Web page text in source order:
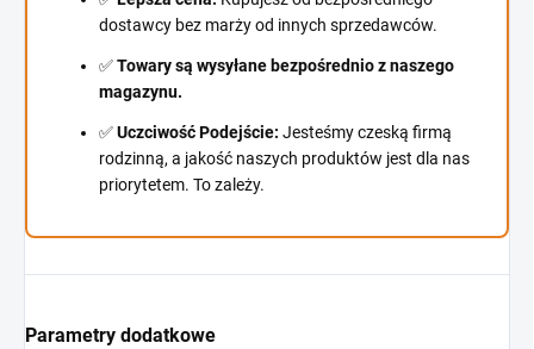
dostawcy bez marży od innych sprzedawców.
✅Towary są wysyłane bezpośrednio z naszego
magazynu.
✅Uczciwość Podejście: Jesteśmy czeską firmą
rodzinną, a jakość naszych produktów jest dla nas
priorytetem. To zależy.
Parametry dodatkowe